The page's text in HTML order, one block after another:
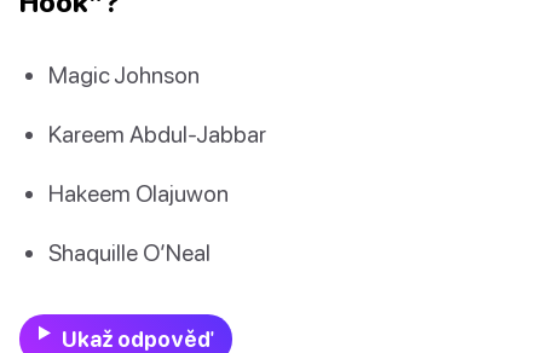
Magic Johnson
Kareem Abdul-Jabbar
Hakeem Olajuwon
Shaquille O’Neal
Ukaž odpověď